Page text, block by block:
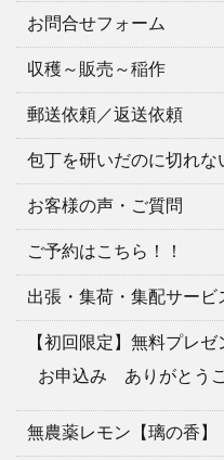
お問合せフォーム
収穫～販売～稲作
郵送依頼／返送依頼
包丁を研いだのに切れな
お客様の声・ご質問
ご予約はこちら！！
出張・集荷・集配サービ
【初回限定】無料プレゼ
お申込み ありがとうご
無農薬レモン【璃の香】